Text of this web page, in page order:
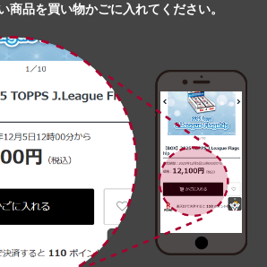
商品を買い物かごに入れてください。